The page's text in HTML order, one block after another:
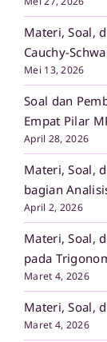
Materi, Soal,
Cauchy-
Mei 13, 2026
Soal dan
Empat Pilar
April 28, 2026
Materi, Soal,
bagian
April 2, 2026
Materi, Soal,
pada
Maret 4, 2026
Materi, Soal,
Maret 4, 2026